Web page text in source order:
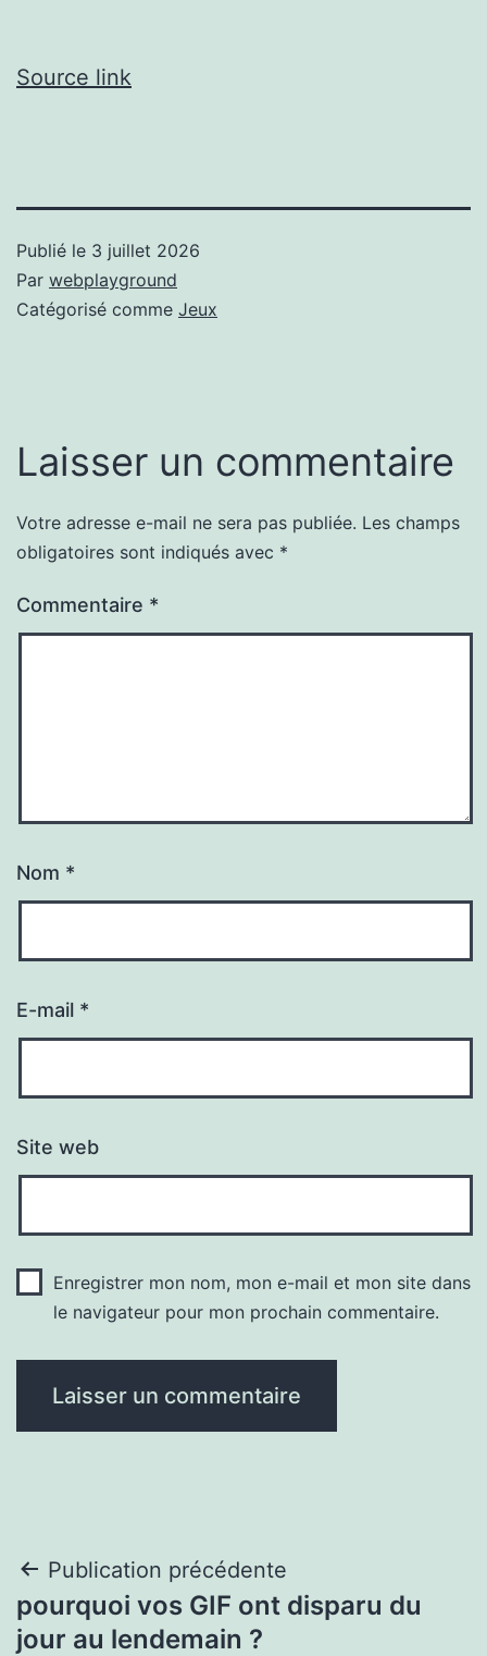
Source link
Publié le 3 juillet 2026
Par webplayground
Catégorisé comme Jeux
Laisser un commentaire
Votre adresse e-mail ne sera pas publiée. Les champs
obligatoires sont indiqués avec *
Commentaire *
Nom *
E-mail *
Site web
Enregistrer mon nom, mon e-mail et mon site dans
le navigateur pour mon prochain commentaire.
Navigation
de
Publication précédente
pourquoi vos GIF ont disparu du
jour au lendemain ?